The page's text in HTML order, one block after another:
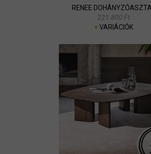
RENEE DOHÁNYZÓASZTAL
221.800 Ft
+VARIÁCIÓK